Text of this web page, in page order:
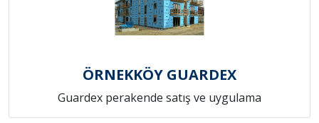
ÖRNEKKÖY GUARDEX
Guardex perakende satış ve uygulama